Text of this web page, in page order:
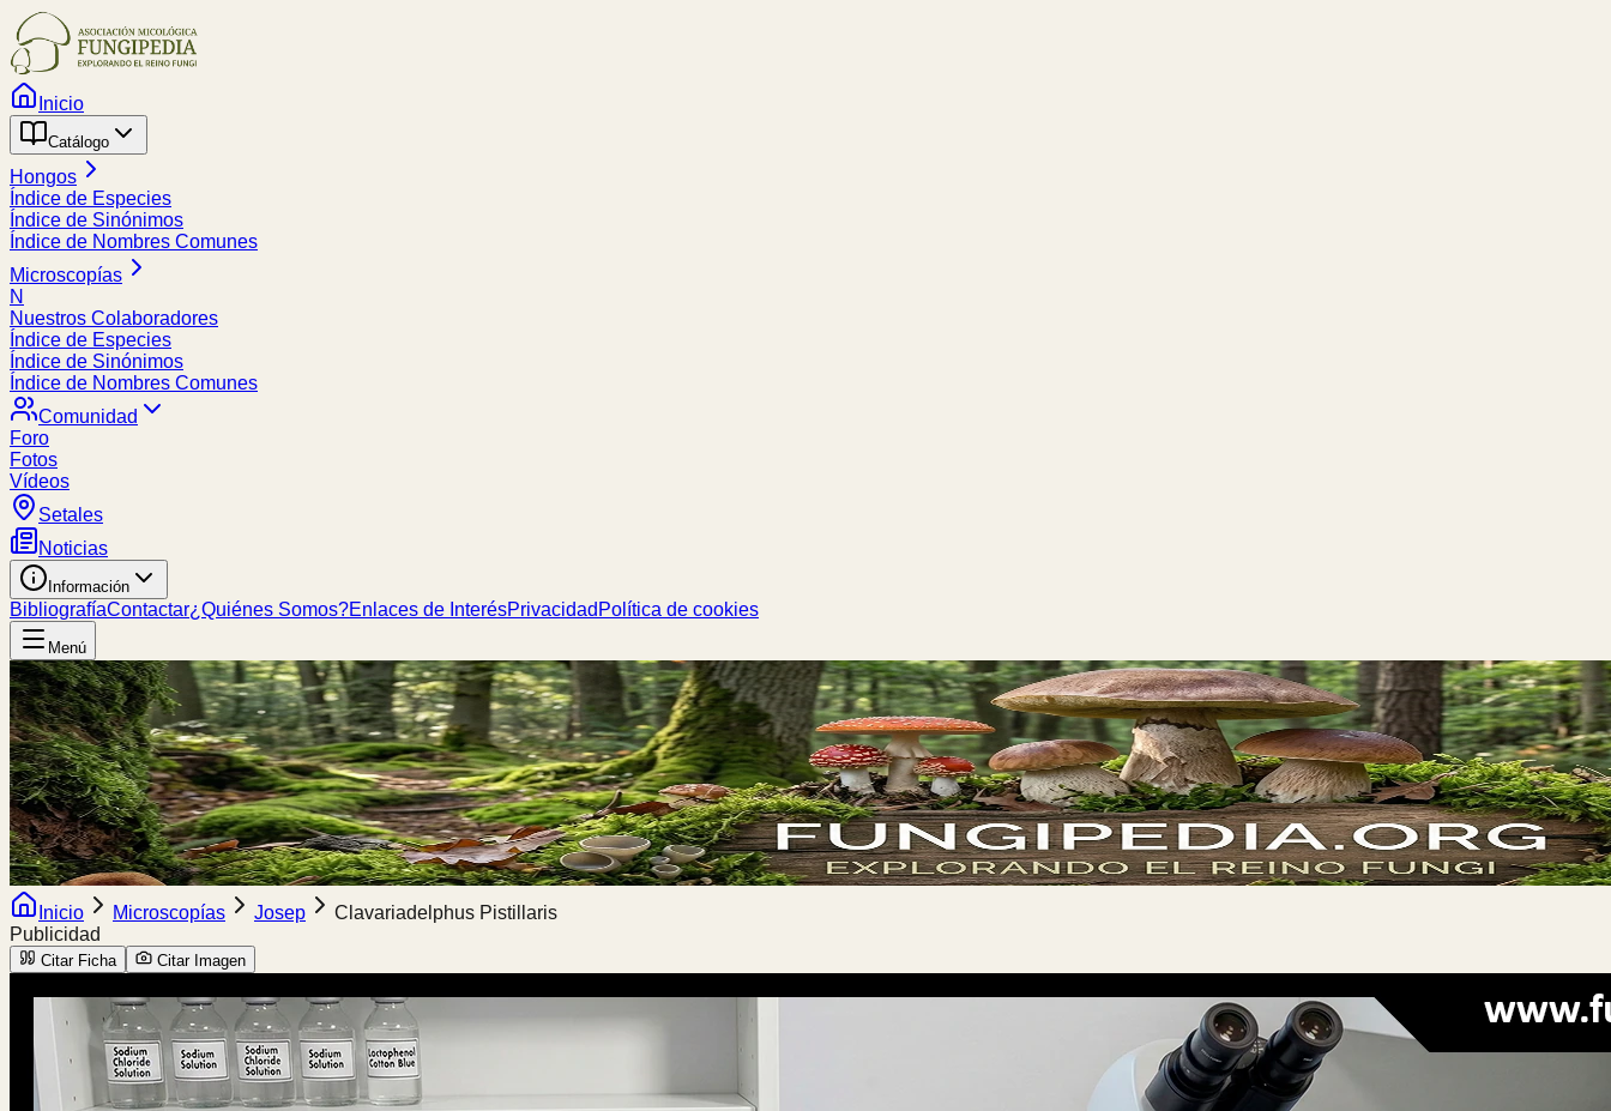
Inicio
Catálogo
Hongos
Índice de Especies
Índice de Sinónimos
Índice de Nombres Comunes
Microscopías
N
Nuestros Colaboradores
Índice de Especies
Índice de Sinónimos
Índice de Nombres Comunes
Comunidad
Foro
Fotos
Vídeos
Setales
Noticias
Información
BibliografíaContactar¿Quiénes Somos?Enlaces de InterésPrivacidad Política de cookies
Menú
Inicio Microscopías Josep
Clavariadelphus Pistillaris
Publicidad
Citar Ficha Citar Imagen